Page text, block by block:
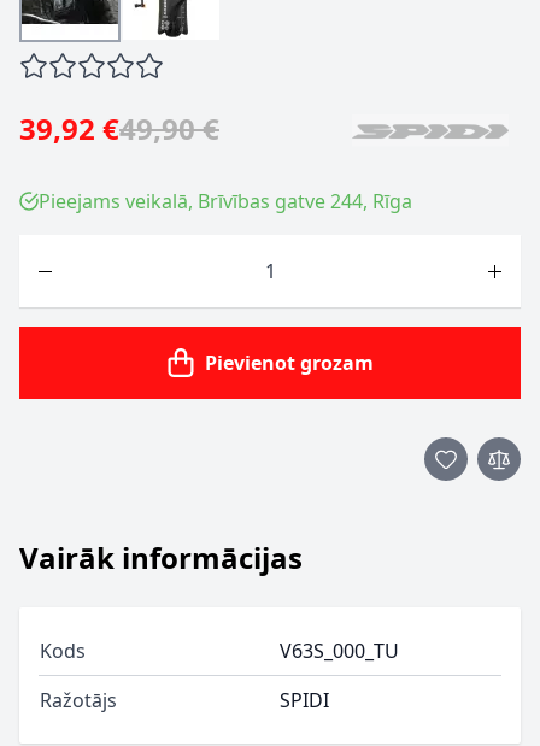
39,92 €49,90 €
Pieejams veikalā, Brīvības gatve 244, Rīga
Pievienot grozam
Vairāk informācijas
Kods
V63S_000_TU
Ražotājs
SPIDI